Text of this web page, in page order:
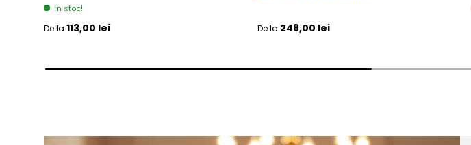
In stoc!
Pret initial
De la 113,00 lei Pret initial
De la 248,00 lei